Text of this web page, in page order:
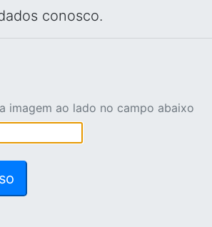
conosco.
imagem ao lado no campo abaixo